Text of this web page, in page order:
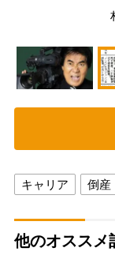
キャリア 倒産
他のオススメ